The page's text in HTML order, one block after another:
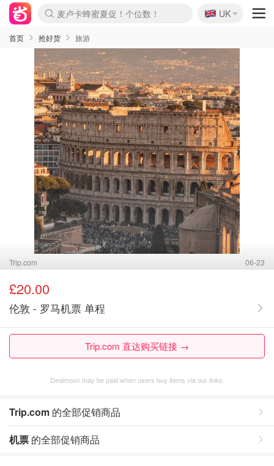
麦卢卡蜂蜜夏促！个位数！
Prada/Miu 4.8折！
啥？必胜客披萨5折！
🇬🇧
UK
首页 抢好货 旅游
Trip.com 06-23
£20.00
伦敦 - 罗马机票 单程
Trip.com 直达购买链接 →
Dealmoon may be paid when users buy items via our links.
Trip.com 的全部促销商品
机票 的全部促销商品